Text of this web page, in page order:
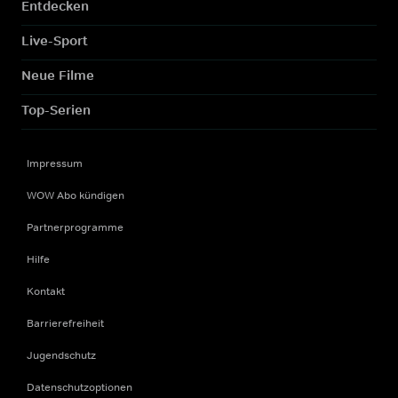
Entdecken
Live-Sport
Neue Filme
Top-Serien
Impressum
WOW Abo kündigen
Partnerprogramme
Hilfe
Kontakt
Barrierefreiheit
Jugendschutz
Datenschutzoptionen